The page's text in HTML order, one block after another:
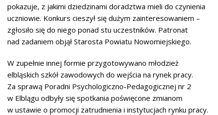
pokazuje, z jakimi dziedzinami doradztwa mieli do czynienia
uczniowie. Konkurs cieszył się dużym zainteresowaniem –
zgłosiło się do niego ponad stu uczestników. Patronat
nad zadaniem objął Starosta Powiatu Nowomiejskiego.
W zupełnie innej formie przygotowywano młodzież
elbląskich szkół zawodowych do wejścia na rynek pracy.
Za sprawą Poradni Psychologiczno-Pedagogicznej nr 2
w Elblągu odbyły się spotkania poświęcone zmianom
w ustawie o promocji zatrudnienia i instytucjach rynku pracy.